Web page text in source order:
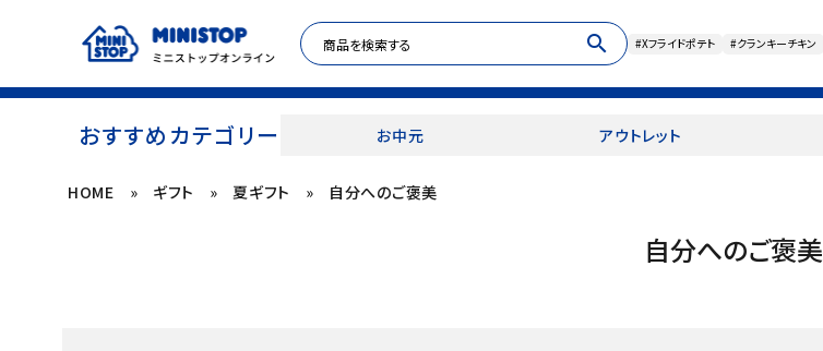
search #Xフライドポテト #クランキーチキン
おすすめカテゴリー お中元 アウトレット
ACCOUNT MENU
HOME » ギフト » 夏ギフト » 自分へのご褒美
自分へのご褒美